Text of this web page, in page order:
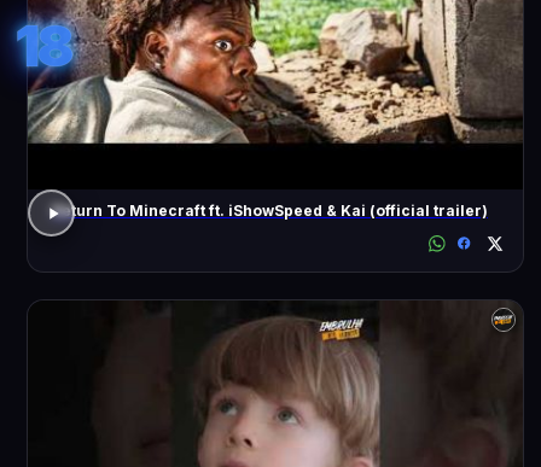
18
Return To Minecraft ft. iShowSpeed & Kai (official trailer)